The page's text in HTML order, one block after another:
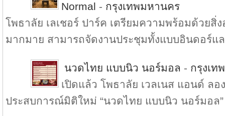
Normal - กรุงเทพมหานคร
โพธาลัย เลเชอร์ ปาร์ค เตรียมความพร้อมด้วยสิ่
มากมาย สามารถจัดงานประชุมทั้งแบบอินดอร์แ
นวดไทย แบบนิว นอร์มอล - กรุงเท
เปิดแล้ว โพธาลัย เวลเนส แอนด์ ล
ประสบการณ์มิติใหม่ “นวดไทย แบบนิว นอร์มอล